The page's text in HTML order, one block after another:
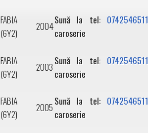
FABIA
(6Y2)
2004Sună la tel: 0742546511
caroserie
FABIA
(6Y2)
2003Sună la tel: 0742546511
caroserie
FABIA
(6Y2)
2005Sună la tel: 0742546511
caroserie